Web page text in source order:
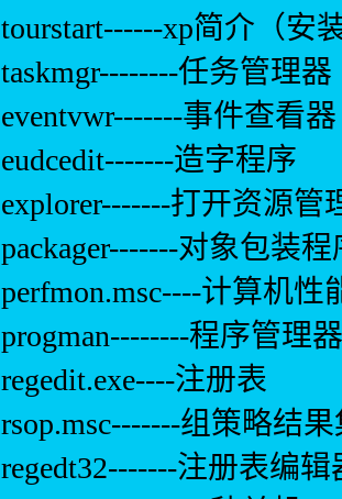
tourstart------xp简介（安
taskmgr--------任务管理器
eventvwr-------事件查看器
eudcedit-------造字程序
explorer-------打开资源管
packager-------对象包装程
perfmon.msc----计算机性
progman--------程序管理器
regedit.exe----注册表
rsop.msc-------组策略结
regedt32-------注册表编辑